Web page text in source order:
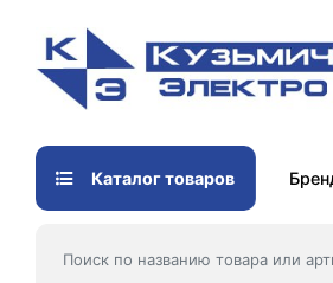
Каталог товаров